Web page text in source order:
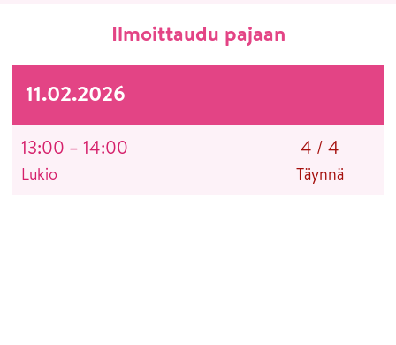
Ilmoittaudu pajaan
11.02.2026
13:00 – 14:00
Lukio
4 / 4
Täynnä